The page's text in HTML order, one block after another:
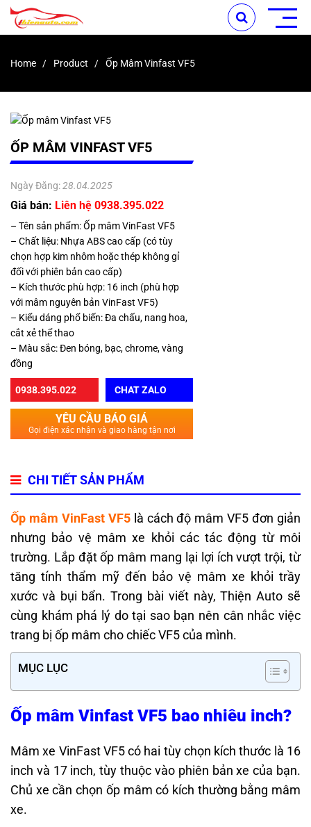
Home Product Ốp Mâm Vinfast VF5
ỐP MÂM VINFAST VF5
Ngày Đăng: 28.04.2025
Giá bán: Liên hệ 0938.395.022
– Tên sản phẩm: Ốp mâm VinFast VF5
– Chất liệu: Nhựa ABS cao cấp (có tùy
chọn hợp kim nhôm hoặc thép không gỉ
đối với phiên bản cao cấp)
– Kích thước phù hợp: 16 inch (phù hợp
với mâm nguyên bản VinFast VF5)
– Kiểu dáng phổ biến: Đa chấu, nang hoa,
cắt xẻ thể thao
– Màu sắc: Đen bóng, bạc, chrome, vàng
đồng
0938.395.022 CHAT ZALO
YÊU CẦU BÁO GIÁ
Gọi điện xác nhận và giao hàng tận nơi
CHI TIẾT SẢN PHẨM
Ốp mâm VinFast VF5là cách độ mâm VF5 đơn giản
nhưng bảo vệ mâm xe khỏi các tác động từ môi
trường. Lắp đặt ốp mâm mang lại lợi ích vượt trội, từ
tăng tính thẩm mỹ đến bảo vệ mâm xe khỏi trầy
xước và bụi bẩn. Trong bài viết này, Thiện Auto sẽ
cùng khám phá lý do tại sao bạn nên cân nhắc việc
trang bị ốp mâm cho chiếc VF5 của mình.
MỤC LỤC
Ốp mâm Vinfast VF5 bao nhiêu inch?
Mâm xe VinFast VF5 có hai tùy chọn kích thước là 16
inch và 17 inch, tùy thuộc vào phiên bản xe của bạn.
Chủ xe cần chọn ốp mâm có kích thường bằng mâm
xe.